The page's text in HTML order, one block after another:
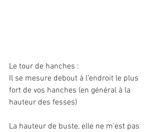
Le tour de hanches :
Il se mesure debout à l’endroit le plus
fort de vos hanches (en général à la
hauteur des fesses)
La hauteur de buste, elle ne m'est pas